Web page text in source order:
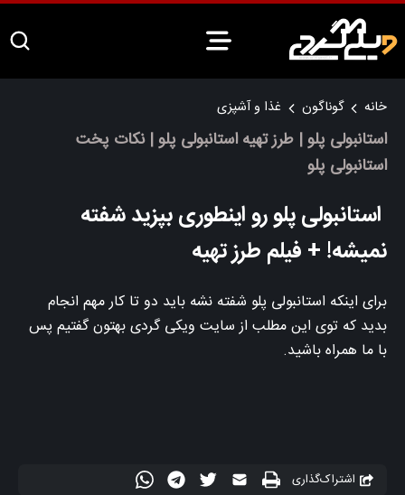
خانه گوناگون غذا و آشپزی
استانبولی پلو | طرز تهیه استانبولی پلو | نکات پخت
استانبولی پلو
استانبولی پلو رو اینطوری بپزید شفته
نمیشه! + فیلم طرز تهیه
برای اینکه استانبولی پلو شفته نشه باید دو تا کار مهم انجام
بدید که توی این مطلب از سایت ویکی گردی بهتون گفتیم پس
با ما همراه باشید.
اشتراک‌گذاری